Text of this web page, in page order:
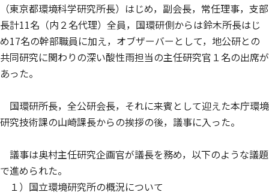
（東京都環境科学研究所長）はじめ，副会長，常任理事，支部
長計11名（内２名代理）全員，国環研側からは鈴木所長はじ
め17名の幹部職員に加え，オブザーバーとして，地公研との
共同研究に関わりの深い酸性雨担当の主任研究官１名の出席が
あった。
国環研所長，全公研会長，それに来賓として迎えた本庁環境
研究技術課の山崎課長からの挨拶の後，議事に入った。
議事は奥村主任研究企画官が議長を務め，以下のような議題
で進められた。
１）国立環境研究所の概況について